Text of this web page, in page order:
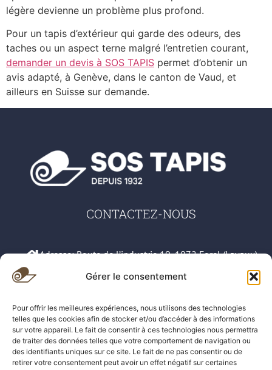
Gérer le consentement
Pour offrir les meilleures expériences, nous utilisons des technologies
telles que les cookies afin de stocker et/ou d’accéder à des informations
sur votre appareil. Le fait de consentir à ces technologies nous permettra
de traiter des données telles que votre comportement de navigation ou
des identifiants uniques sur ce site. Le fait de ne pas consentir ou de
retirer votre consentement peut avoir un effet négatif sur certaines
légère devienne un problème plus profond.
Pour un tapis d’extérieur qui garde des odeurs, des
taches ou un aspect terne malgré l’entretien courant,
demander un devis à SOS TAPIS permet d’obtenir un
avis adapté, à Genève, dans le canton de Vaud, et
ailleurs en Suisse sur demande.
CONTACTEZ-NOUS
Adresse: Route de l’industrie 19, 1072 Forel (Lavaux)
079 583 42 66
021 311 78 61
sos.tapis@hotmail.com